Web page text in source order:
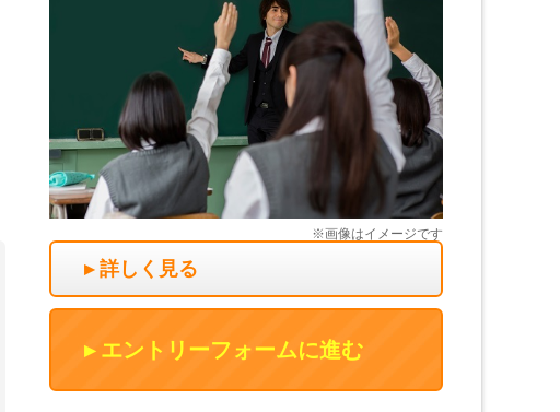
詳しく見る
エントリーフォームに進む